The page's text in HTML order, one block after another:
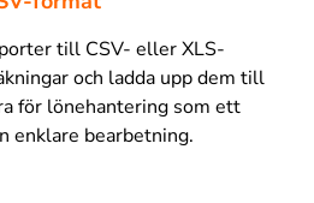
till CSV- eller XLS-
och ladda upp dem till
för lönehantering som ett
enklare bearbetning.